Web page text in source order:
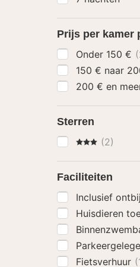
Prijs per kamer
Onder 150 €
150 €
200 € en
Sterren
3 Sterren
(2)
Faciliteiten
Inclusief
Huisdieren
Fietsverhuur